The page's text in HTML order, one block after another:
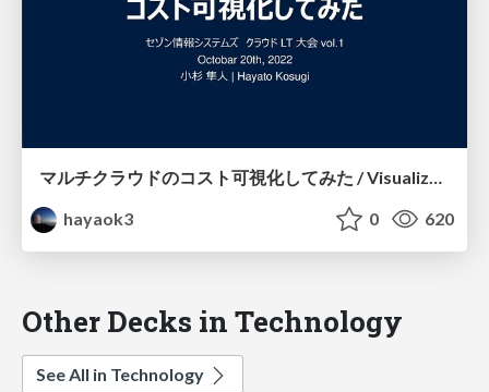
マルチクラウドのコスト可視化してみた / Visualize Multi-Cloud Costs with Vantage
hayaok3
0 620
Other Decks in Technology
See All in Technology